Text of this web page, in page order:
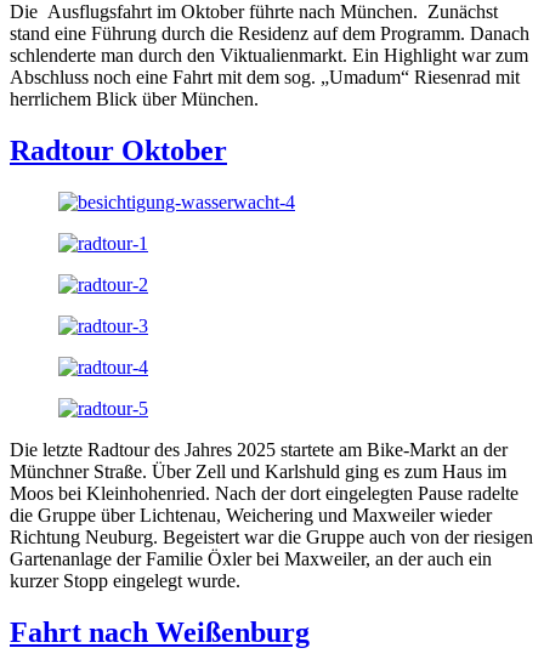
Die Ausflugsfahrt im Oktober führte nach München. Zunächst
stand eine Führung durch die Residenz auf dem Programm. Danach
schlenderte man durch den Viktualienmarkt. Ein Highlight war zum
Abschluss noch eine Fahrt mit dem sog. „Umadum“ Riesenrad mit
herrlichem Blick über München.
Radtour Oktober
Die letzte Radtour des Jahres 2025 startete am Bike-Markt an der
Münchner Straße. Über Zell und Karlshuld ging es zum Haus im
Moos bei Kleinhohenried. Nach der dort eingelegten Pause radelte
die Gruppe über Lichtenau, Weichering und Maxweiler wieder
Richtung Neuburg. Begeistert war die Gruppe auch von der riesigen
Gartenanlage der Familie Öxler bei Maxweiler, an der auch ein
kurzer Stopp eingelegt wurde.
Fahrt nach Weißenburg